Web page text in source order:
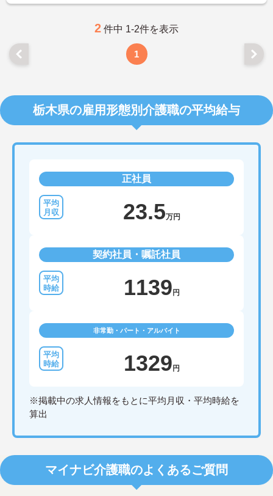
2 件中 1-2件を表示
1
栃木県の雇用形態別介護職の平均給与
正社員
23.5万円
契約社員・嘱託社員
1139 円
非常勤・パート・アルバイト
1329 円
※掲載中の求人情報をもとに平均月収・平均時給を
算出
マイナビ介護職のよくあるご質問